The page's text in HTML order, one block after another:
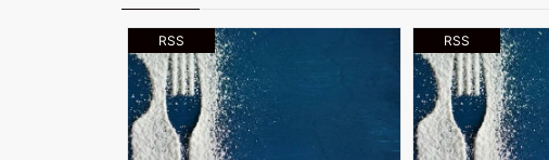
RSS RSS